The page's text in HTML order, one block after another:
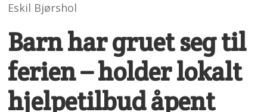
Eskil Bjørshol
Barn har gruet seg til
ferien – holder lokalt
hjelpetilbud åpent